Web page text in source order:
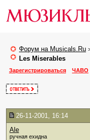
Форум на Musicals.Ru
Les Miserables
Зарегистрироваться
ЧАВО
26-11-2001, 16:14
Ale
ручная ехидна